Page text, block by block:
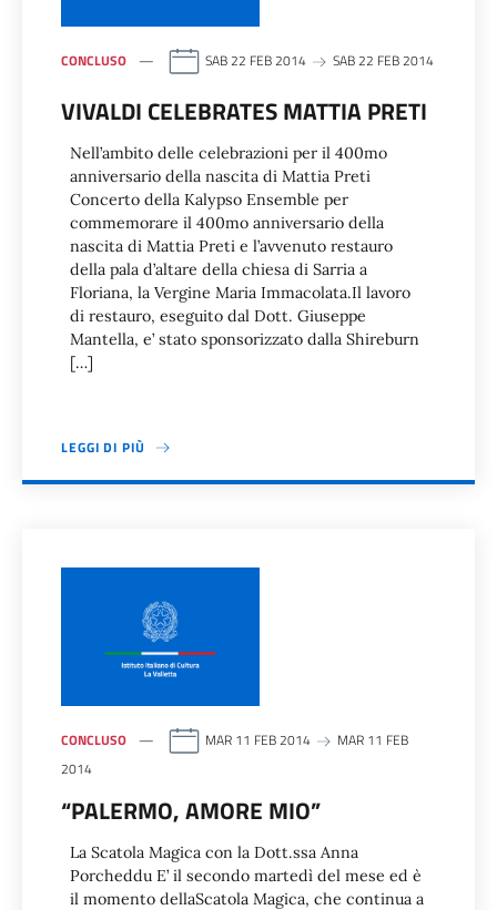
CONCLUSO SAB 22 FEB 2014 SAB 22 FEB 2014
VIVALDI CELEBRATES MATTIA PRETI
Nell’ambito delle celebrazioni per il 400mo
anniversario della nascita di Mattia Preti
Concerto della Kalypso Ensemble per
commemorare il 400mo anniversario della
nascita di Mattia Preti e l’avvenuto restauro
della pala d’altare della chiesa di Sarria a
Floriana, la Vergine Maria Immacolata.Il lavoro
di restauro, eseguito dal Dott. Giuseppe
Mantella, e’ stato sponsorizzato dalla Shireburn
[…]
LEGGI DI PIÙ
CONCLUSO MAR 11 FEB 2014
MAR 11 FEB
2014
“PALERMO, AMORE MIO”
La Scatola Magica con la Dott.ssa Anna
Porcheddu E’ il secondo martedì del mese ed è
il momento dellaScatola Magica, che continua a